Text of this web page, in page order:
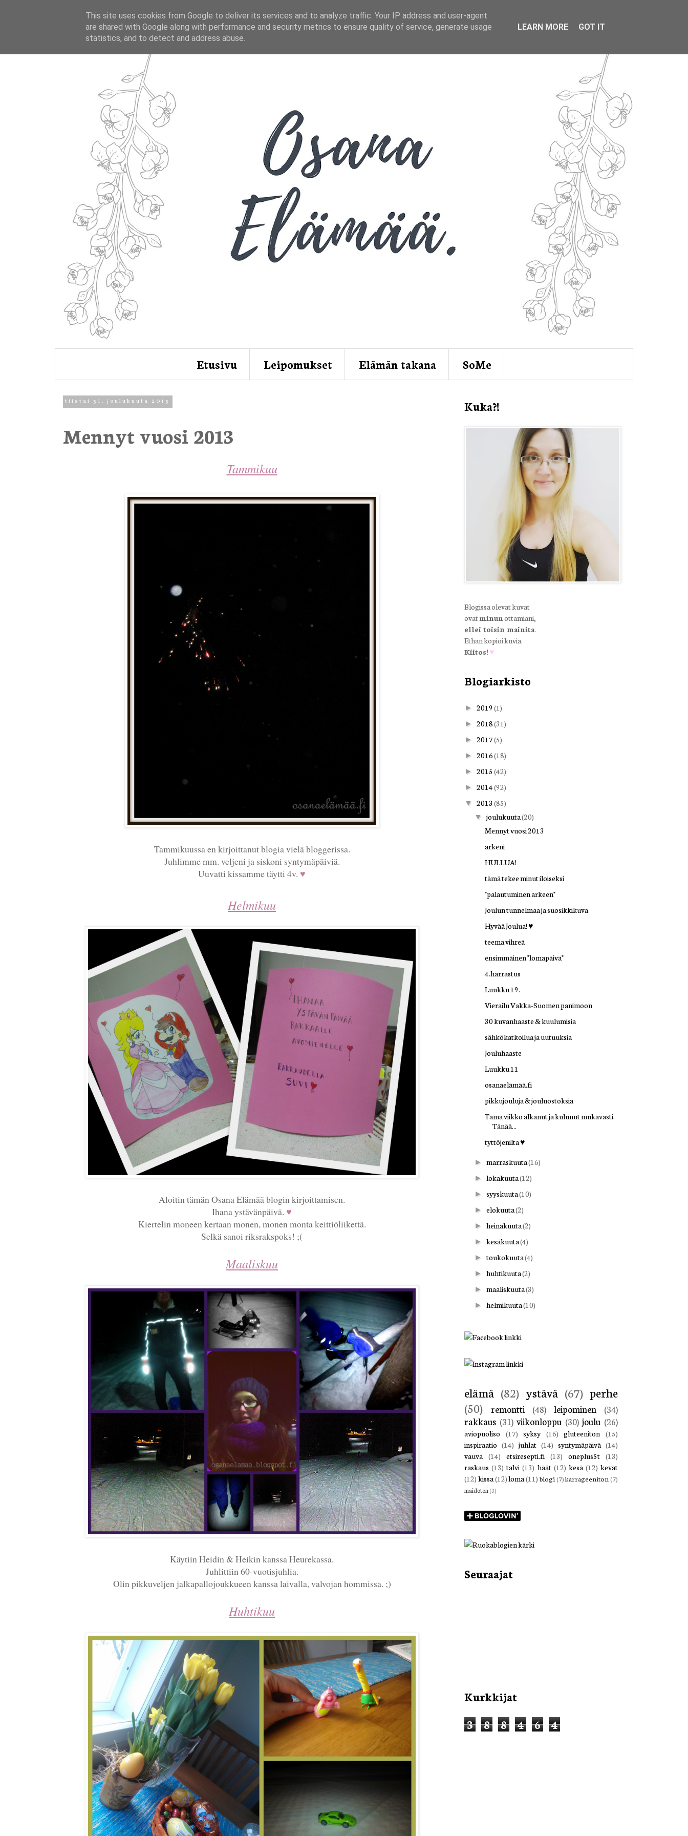
Etusivu Leipomukset Elämän takana SoMe
tiistai 31. joulukuuta 2013
Mennyt vuosi 2013
Tammikuu
Tammikuussa en kirjoittanut blogia vielä bloggerissa.
Juhlimme mm. veljeni ja siskoni syntymäpäiviä.
Uuvatti kissamme täytti 4v. ♥
Helmikuu
Aloitin tämän Osana Elämää blogin kirjoittamisen.
Ihana ystävänpäivä. ♥
Kiertelin moneen kertaan monen, monen monta keittiöliikettä.
Selkä sanoi riksrakspoks! ;(
Maaliskuu
Käytiin Heidin & Heikin kanssa Heurekassa.
Juhlittiin 60-vuotisjuhlia.
Olin pikkuveljen jalkapallojoukkueen kanssa laivalla, valvojan hommissa. ;)
Huhtikuu
Kuka?!
Blogissa olevat kuvat
ovatminunottamiani,
ellei toisin mainita.
Ethän kopioi kuvia.
Kiitos! ♥
Blogiarkisto
► 2019 (1)
► 2018(31)
► 2017(5)
► 2016(18)
► 2015 (42)
► 2014(92)
▼ 2013 (85)
▼joulukuuta(20)
Mennyt vuosi 2013
arkeni
HULLUA!
tämä tekee minut iloiseksi
"palautuminen arkeen"
Joulun tunnelmaa ja suosikkikuva
Hyvää Joulua! ♥
teema vihreä
ensimmäinen "lomapäivä"
4.harrastus
Luukku 19.
Vierailu Vakka-Suomen panimoon
30 kuvanhaaste & kuulumisia
sähkökatkoilua ja uutuuksia
Jouluhaaste
Luukku 11
osanaelämää.fi
pikkujouluja & jouluostoksia
Tämä viikko alkanut ja kulunut mukavasti.
Tänää...
tyttöjenilta ♥
►marraskuuta(16)
►lokakuuta(12)
►syyskuuta(10)
►elokuuta(2)
►heinäkuuta(2)
►kesäkuuta(4)
►toukokuuta(4)
►huhtikuuta(2)
►maaliskuuta(3)
►helmikuuta(10)
elämä (82) ystävä (67) perhe
(50)
remontti (48) leipominen
(34)
rakkaus (31) viikonloppu (30) joulu (26)
aviopuoliso (17) syksy (16) gluteeniton
(15)
inspiraatio (14) juhlat (14) syntymäpäivä (14)
vauva (14) etsiresepti.fi (13) oneplus5t (13)
raskaus (13) talvi (13) häät (12) kesä (12) kevät
(12) kissa(12)loma(11) blogi (7)karrageeniton (7)
maidoton (3)
Seuraajat
Kurkkijat
3
8 8 4 6 4
This site uses cookies from Google to deliver its services and to analyze traffic. Your IP address and user-agent
are shared with Google along with performance and security metrics to ensure quality of service, generate usage
statistics, and to detect and address abuse.
LEARN MORE GOT IT